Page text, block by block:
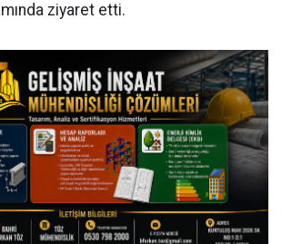
ziyaret etti.